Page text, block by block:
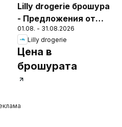
Lilly drogerie брошура
- Предложения от
Лили Дрогерие
01.08. - 31.08.2026
Lilly drogerie
Цена в
брошурата